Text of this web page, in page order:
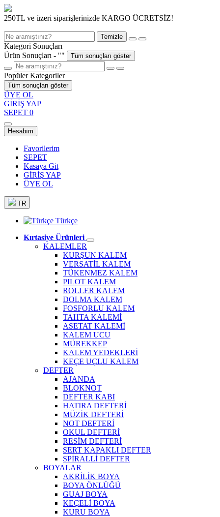
250TL ve üzeri siparişlerinizde KARGO ÜCRETSİZ!
Temizle
Kategori Sonuçları
Ürün Sonuçları - "" Tüm sonuçları göster
Popüler Kategoriler
Tüm sonuçları göster
ÜYE OL
GİRİŞ YAP
SEPET 0
Hesabım
Favorilerim
SEPET
Kasaya Git
GİRİŞ YAP
ÜYE OL
TR
Türkçe
Kırtasiye Ürünleri
KALEMLER
KURŞUN KALEM
VERSATİL KALEM
TÜKENMEZ KALEM
PILOT KALEM
ROLLER KALEM
DOLMA KALEM
FOSFORLU KALEM
TAHTA KALEMİ
ASETAT KALEMİ
KALEM UCU
MÜREKKEP
KALEM YEDEKLERİ
KEÇE UÇLU KALEM
DEFTER
AJANDA
BLOKNOT
DEFTER KABI
HATIRA DEFTERİ
MÜZİK DEFTERİ
NOT DEFTERİ
OKUL DEFTERİ
RESİM DEFTERİ
SERT KAPAKLI DEFTER
SPİRALLİ DEFTER
BOYALAR
AKRİLİK BOYA
BOYA ÖNLÜĞÜ
GUAJ BOYA
KEÇELİ BOYA
KURU BOYA